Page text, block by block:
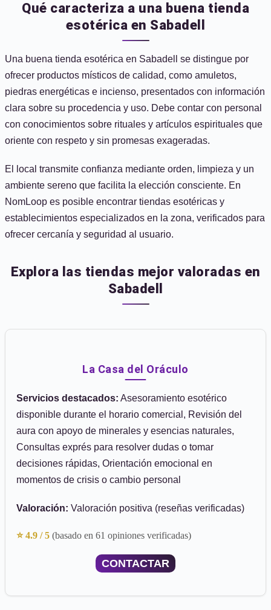
Qué caracteriza a una buena tienda
esotérica en Sabadell
Una buena tienda esotérica en Sabadell se distingue por
ofrecer productos místicos de calidad, como amuletos,
piedras energéticas e incienso, presentados con información
clara sobre su procedencia y uso. Debe contar con personal
con conocimientos sobre rituales y artículos espirituales que
oriente con respeto y sin promesas exageradas.
El local transmite confianza mediante orden, limpieza y un
ambiente sereno que facilita la elección consciente. En
NomLoop es posible encontrar tiendas esotéricas y
establecimientos especializados en la zona, verificados para
ofrecer cercanía y seguridad al usuario.
Explora las tiendas mejor valoradas en
Sabadell
La Casa del Oráculo
Servicios destacados: Asesoramiento esotérico
disponible durante el horario comercial, Revisión del
aura con apoyo de minerales y esencias naturales,
Consultas exprés para resolver dudas o tomar
decisiones rápidas, Orientación emocional en
momentos de crisis o cambio personal
Valoración: Valoración positiva (reseñas verificadas)
⭐ 4.9 / 5 (basado en 61 opiniones verificadas)
CONTACTAR